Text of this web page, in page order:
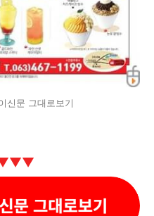
신문 그대로보기
▼▼